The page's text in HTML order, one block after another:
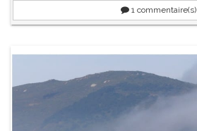
1commentaire(s)